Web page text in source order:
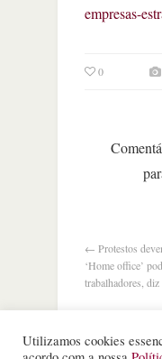
empresas-
0
← Protestos
‘Home office’
trabalhadores, diz
Utilizamos cookies